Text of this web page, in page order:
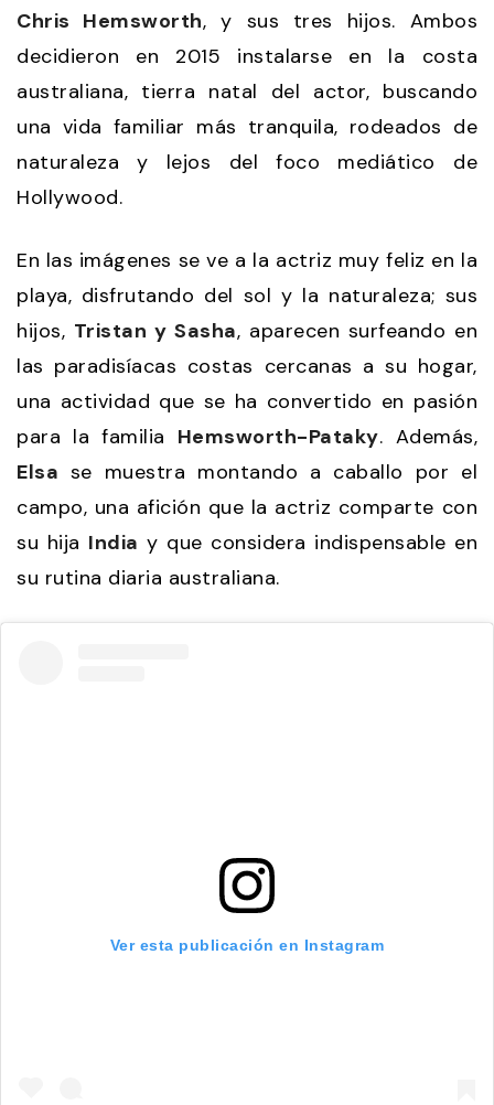
Chris Hemsworth, y sus tres hijos. Ambos
decidieron en 2015 instalarse en la costa
australiana, tierra natal del actor, buscando
una vida familiar más tranquila, rodeados de
naturaleza y lejos del foco mediático de
Hollywood.
En las imágenes se ve a la actriz muy feliz en la
playa, disfrutando del sol y la naturaleza; sus
hijos, Tristan y Sasha, aparecen surfeando en
las paradisíacas costas cercanas a su hogar,
una actividad que se ha convertido en pasión
para la familia Hemsworth-Pataky. Además,
Elsa se muestra montando a caballo por el
campo, una afición que la actriz comparte con
su hija India y que considera indispensable en
su rutina diaria australiana.
Ver esta publicación en Instagram